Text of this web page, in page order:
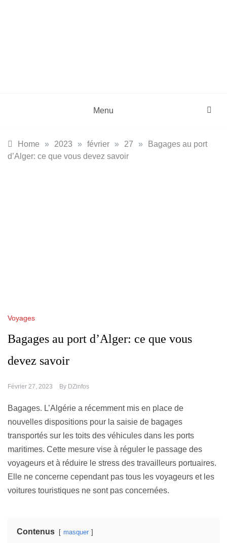
Menu
Home » 2023 » février » 27 »
Bagages au port
d’Alger: ce que vous devez savoir
Voyages
Bagages au port d’Alger: ce que vous
devez savoir
Février 27, 2023 By DZinfos
Bagages. L’Algérie a récemment mis en place de
nouvelles dispositions pour la saisie de bagages
transportés sur les toits des véhicules dans les ports
maritimes. Cette mesure vise à réguler le passage des
voyageurs et à réduire le stress des travailleurs portuaires.
Elle ne concerne cependant pas tous les voyageurs et les
voitures touristiques ne sont pas concernées.
Contenus masquer